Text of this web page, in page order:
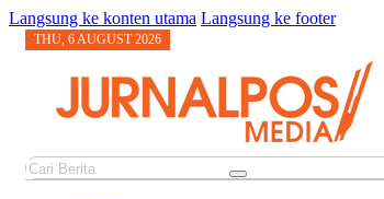
Langsung ke konten utama Langsung ke footer
THU, 6 AUGUST 2026
Cari